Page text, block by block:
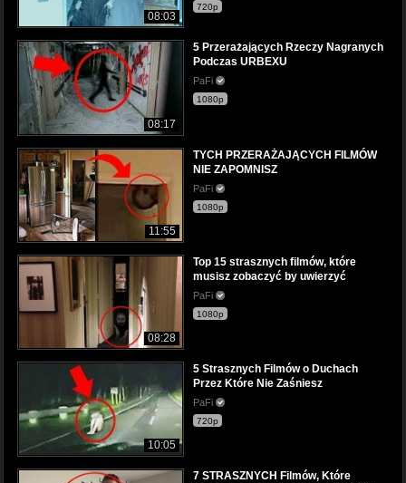
08:03
720p
08:17
5 Przerażających Rzeczy Nagranych
Podczas URBEXU
PaFi
1080p
11:55
TYCH PRZERAŻAJĄCYCH FILMÓW
NIE ZAPOMNISZ
PaFi
1080p
08:28
Top 15 strasznych filmów, które
musisz zobaczyć by uwierzyć
PaFi
1080p
10:05
5 Strasznych Filmów o Duchach
Przez Które Nie Zaśniesz
PaFi
720p
7 STRASZNYCH Filmów, Które